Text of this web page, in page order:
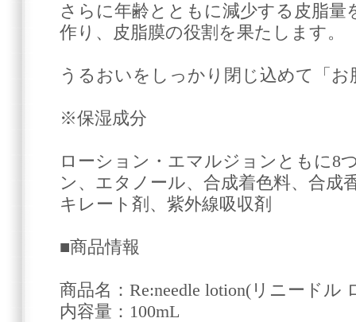
さらに年齢とともに減少する皮脂
作り、皮脂膜の役割を果たします。
うるおいをしっかり閉じ込めて「
※保湿成分
ローション・エマルジョンともに8
ン、エタノール、合成着色料、合成
キレート剤、紫外線吸収剤
■商品情報
商品名：Re:needle lotion(リニードル
内容量：100mL